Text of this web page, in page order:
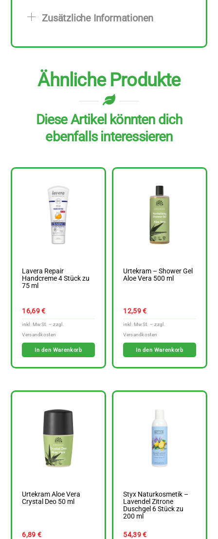
MengeZusätzliche Informationen
Ähnliche Produkte
Diese Artikel könnten dich
ebenfalls interessieren
Lavera Repair
Handcreme 4 Stück zu
75 ml
16,69€
In den Warenkorb
Urtekram – Shower Gel
Aloe Vera 500 ml
12,59€
In den Warenkorb
Urtekram Aloe Vera
Crystal Deo 50 ml
6,89 €
Styx Naturkosmetik –
Lavendel Zitrone
Duschgel 6 Stück zu
200 ml
54,39€